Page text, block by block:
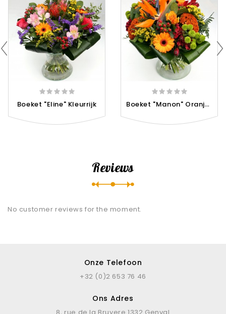
Boeket "Eline" Kleurrijk B
Oeket "Manon" Oranje En Rood
Reviews
No customer reviews for the moment.
Onze Telefoon
+32 (0)2 653 76 46
Ons Adres